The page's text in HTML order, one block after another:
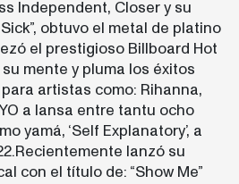
Independent, Closer y su
obtuvo el metal de platino
el prestigioso Billboard Hot
mente y pluma los éxitos
artistas como: Rihanna,
a lansa entre tantu ocho
yamá, ‘Self Explanatory’, a
lanzó su
con el título de: “Show Me”